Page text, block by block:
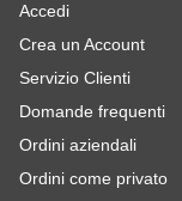
Accedi
Crea un Account
Servizio Clienti
Domande frequenti
Ordini aziendali
Ordini come privato